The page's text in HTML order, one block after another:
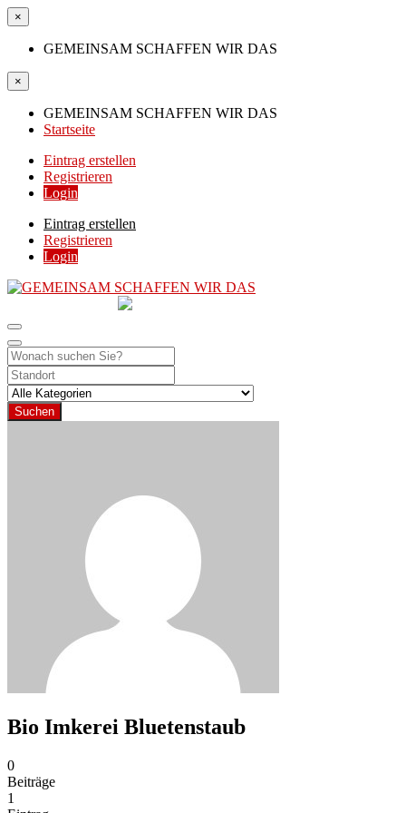
×
GEMEINSAM SCHAFFEN WIR DAS
×
GEMEINSAM SCHAFFEN WIR DAS
Startseite
Eintrag erstellen
Registrieren
Login
Eintrag erstellen
Registrieren
Login
Suchen
Bio Imkerei Bluetenstaub
0
Beiträge
1